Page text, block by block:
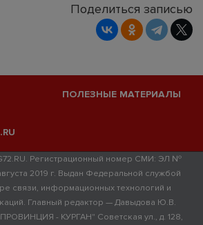
Поделиться записью
ПОЛЕЗНЫЕ МАТЕРИАЛЫ
Регистрационный номер СМИ: ЭЛ №
2019 г. Выдан Федеральной службой
связи, информационных технологий и
Главный редактор — Давыдова Ю.В.
- КУРГАН" Советская ул., д. 128,